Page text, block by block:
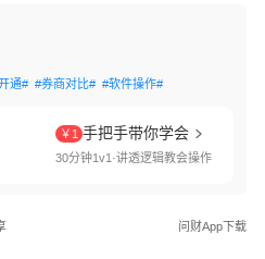
通# #券商对比# #软件操作#
￥1 手把手带你学会
30分钟1v1·讲透逻辑教会操作
问财App下载